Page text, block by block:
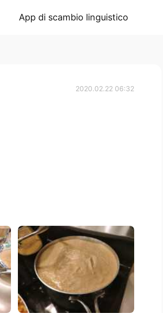
App di scambio linguistico
2020.02.22 06:32